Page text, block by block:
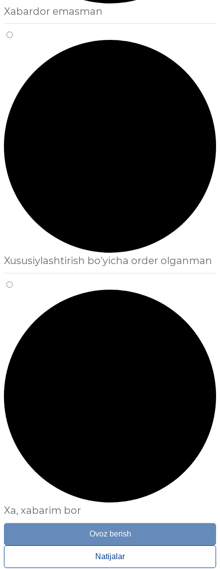
Xabardor emasman
Xususiylashtirish bo'yicha order olganman
Xa, xabarim bor
Ovoz berish
Natijalar